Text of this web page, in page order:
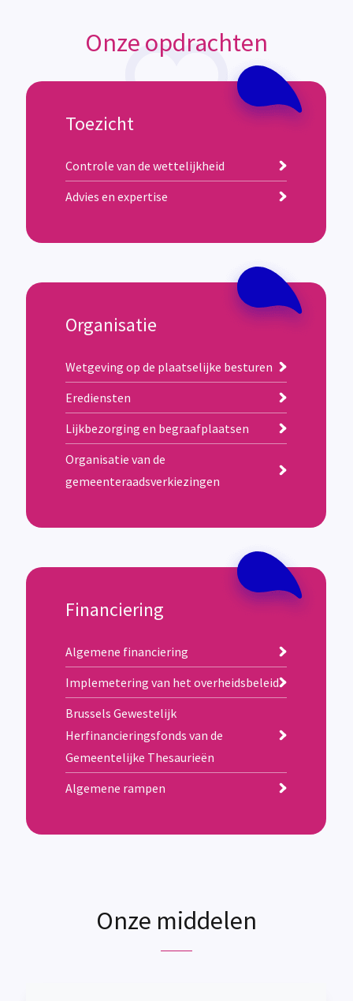
Onze opdrachten
Toezicht
Controle van de wettelijkheid
Advies en expertise
Organisatie
Wetgeving op de plaatselijke besturen
Erediensten
Lijkbezorging en begraafplaatsen
Organisatie van de
gemeenteraadsverkiezingen
Financiering
Algemene financiering
Implemetering van het overheidsbeleid
Brussels Gewestelijk
Herfinancieringsfonds van de
Gemeentelijke Thesaurieën
Algemene rampen
Onze middelen